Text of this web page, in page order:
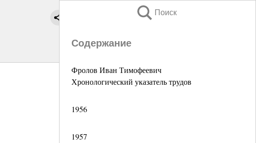
Поиск
Содержание
Фролов Иван Тимофеевич
Хронологический указатель трудов
1956
1957